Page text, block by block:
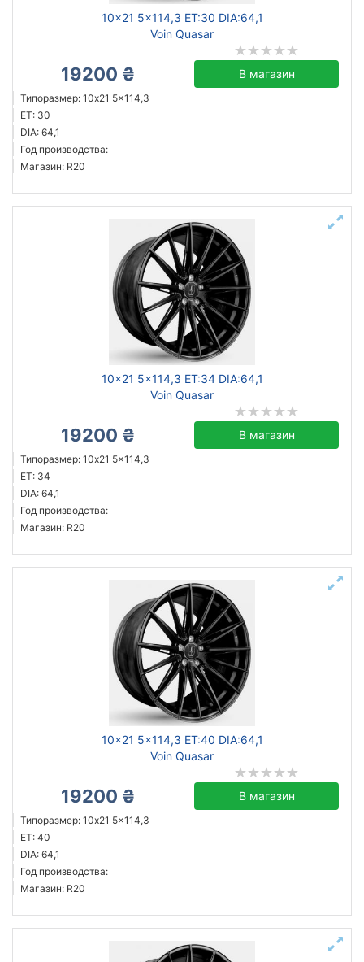
10x21 5x114,3 ET:30 DIA:64,1
Voin Quasar
19200 ₴ В магазин
Типоразмер: 10x21 5x114,3
ET: 30
DIA: 64,1
Год производства:
Магазин: R20
10x21 5x114,3 ET:34 DIA:64,1
Voin Quasar
19200 ₴ В магазин
Типоразмер: 10x21 5x114,3
ET: 34
DIA: 64,1
Год производства:
Магазин: R20
10x21 5x114,3 ET:40 DIA:64,1
Voin Quasar
19200 ₴ В магазин
Типоразмер: 10x21 5x114,3
ET: 40
DIA: 64,1
Год производства:
Магазин: R20